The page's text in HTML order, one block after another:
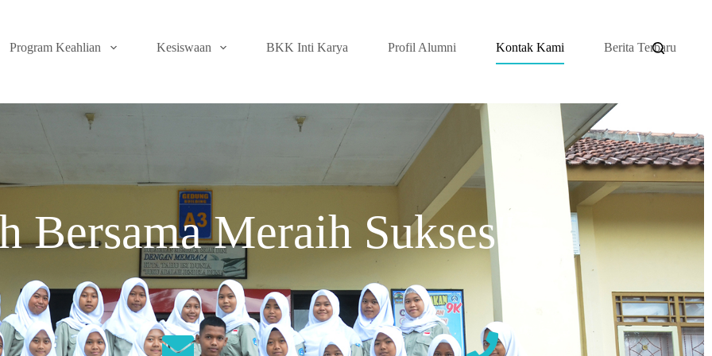
Program Keahlian Kesiswaan BKK Inti Karya Profil Alumni Kontak Kami Berita Terbaru
Bersama Meraih Sukses"